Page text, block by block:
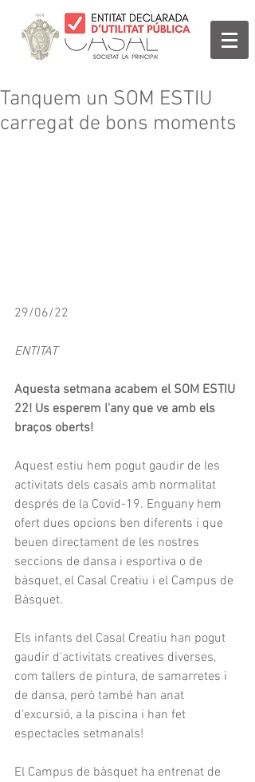
Tanquem un SOM ESTIU
carregat de bons moments
29/06/22
ENTITAT
Aquesta setmana acabem el SOM ESTIU
22! Us esperem l'any que ve amb els
braços oberts!
Aquest estiu hem pogut gaudir de les
activitats dels casals amb normalitat
després de la Covid-19. Enguany hem
ofert dues opcions ben diferents i que
beuen directament de les nostres
seccions de dansa i esportiva o de
bàsquet, el Casal Creatiu i el Campus de
Bàsquet.
Els infants del Casal Creatiu han pogut
gaudir d'activitats creatives diverses,
com tallers de pintura, de samarretes i
de dansa, però també han anat
d'excursió, a la piscina i han fet
espectacles setmanals!
El Campus de bàsquet ha entrenat de